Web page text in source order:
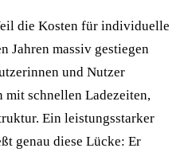
die Kosten für individuelle
Jahren massiv gestiegen
und Nutzer
mit schnellen Ladezeiten,
Ein leistungsstarker
genau diese Lücke: Er